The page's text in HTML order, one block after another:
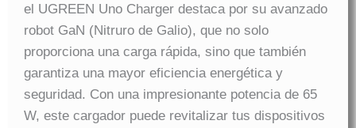
el UGREEN Uno Charger destaca por su avanzado
robot GaN (Nitruro de Galio), que no solo
proporciona una carga rápida, sino que también
garantiza una mayor eficiencia energética y
seguridad. Con una impresionante potencia de 65
W, este cargador puede revitalizar tus dispositivos